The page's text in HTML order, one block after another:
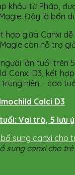
khẩu từ Pháp,
Đây là
giữa Canxi
còn hỗ trợ
lớn tuổi
Canxi D3, kết
niên – cao
Imochild Calci D3
Vai trò, 5 lưu
sung canxi cho